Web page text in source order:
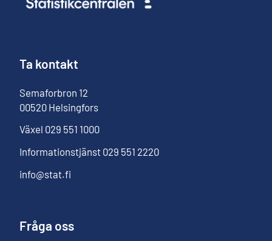
Ta kontakt
Semaforbron 12
00520 Helsingfors
Växel 029 551 1000
Informationstjänst 029 551 2220
info@stat.fi
Fråga oss